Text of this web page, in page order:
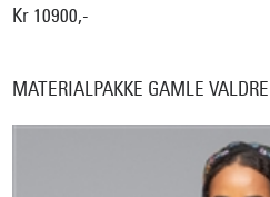
Kr 10900,-
MATERIALPAKKE GAMLE